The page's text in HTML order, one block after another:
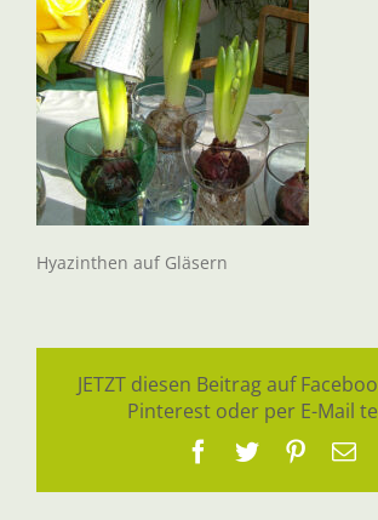
Hyazinthen auf Gläsern
JETZT diesen Beitrag auf
Pinterest oder per E-Mail
Facebook
Twitter
E-